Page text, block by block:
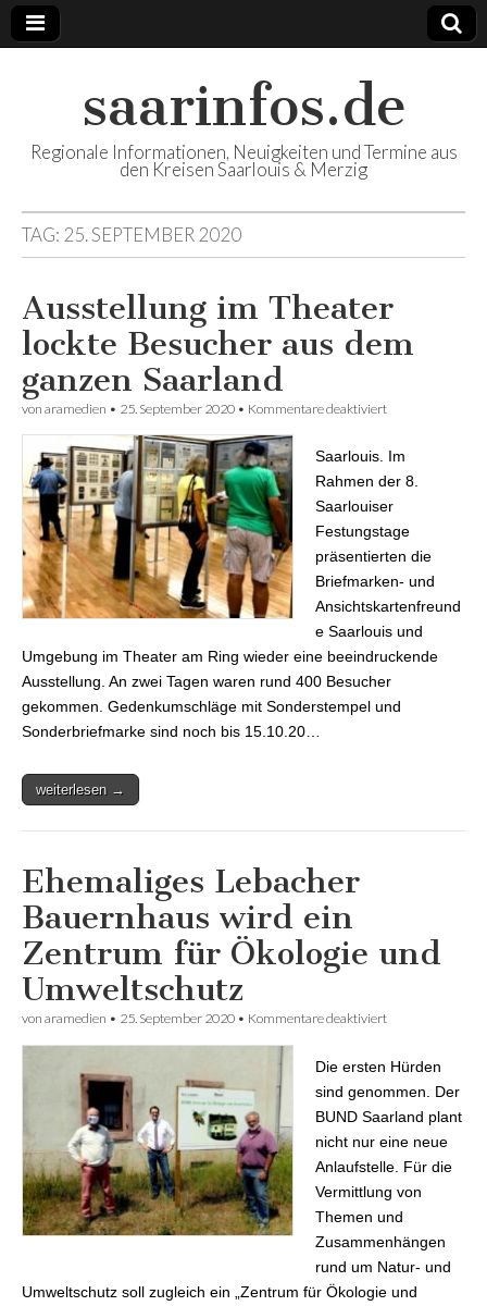
saarinfos.de
Regionale Informationen, Neuigkeiten und Termine aus
den Kreisen Saarlouis & Merzig
TAG: 25. SEPTEMBER 2020
Ausstellung im Theater
lockte Besucher aus dem
ganzen Saarland
von aramedien • 25. September 2020 • Kommentare deaktiviert
dem ganzen
Saarland
Saarlouis. Im
Rahmen der 8.
Saarlouiser
Festungstage
präsentierten die
Briefmarken- und
Ansichtskartenfreund
e Saarlouis und
Umgebung im Theater am Ring wieder eine beeindruckende
Ausstellung. An zwei Tagen waren rund 400 Besucher
gekommen. Gedenkumschläge mit Sonderstempel und
Sonderbriefmarke sind noch bis 15.10.20…
weiterlesen →
Ehemaliges Lebacher
Bauernhaus wird ein
Zentrum für Ökologie und
Umweltschutz
von aramedien • 25. September 2020 • Kommentare deaktiviert
ein Zentrum für
Ökologie und
Die ersten Hürden
sind genommen. Der
BUND Saarland plant
nicht nur eine neue
Anlaufstelle. Für die
Vermittlung von
Themen und
Zusammenhängen
rund um Natur- und
Umweltschutz soll zugleich ein „Zentrum für Ökologie und